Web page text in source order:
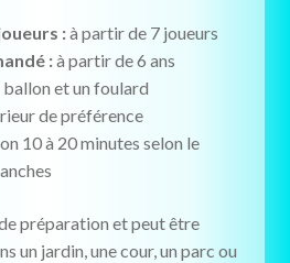
:à partir de 7 joueurs
:à partir de 6 ans
et un foulard
de préférence
10 à 20 minutes selon le
préparation et peut être
un jardin, une cour, un parc ou